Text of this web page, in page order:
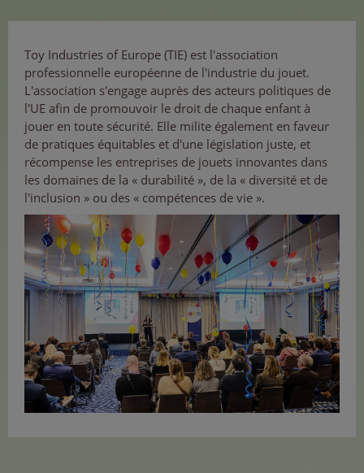
Toy Industries of Europe (TIE) est l'association
professionnelle européenne de l'industrie du jouet.
L'association s'engage auprès des acteurs politiques de
l'UE afin de promouvoir le droit de chaque enfant à
jouer en toute sécurité. Elle milite également en faveur
de pratiques équitables et d'une législation juste, et
récompense les entreprises de jouets innovantes dans
les domaines de la « durabilité », de la « diversité et de
l'inclusion » ou des « compétences de vie ».